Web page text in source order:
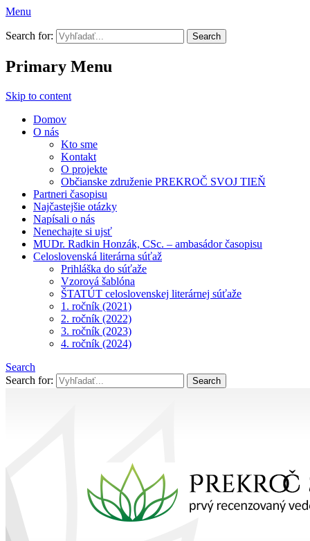
Menu
Prekroč svoj tieň
Search for:
Primary Menu
Skip to content
Domov
O nás
Kto sme
Kontakt
O projekte
Občianske združenie PREKROČ SVOJ TIEŇ
Partneri časopisu
Najčastejšie otázky
Napísali o nás
Nenechajte si ujsť
MUDr. Radkin Honzák, CSc. – ambasádor časopisu
Celoslovenská literárna súťaž
Prihláška do súťaže
Vzorová šablóna
ŠTATÚT celoslovenskej literárnej súťaže
1. ročník (2021)
2. ročník (2022)
3. ročník (2023)
4. ročník (2024)
Search
Search for: